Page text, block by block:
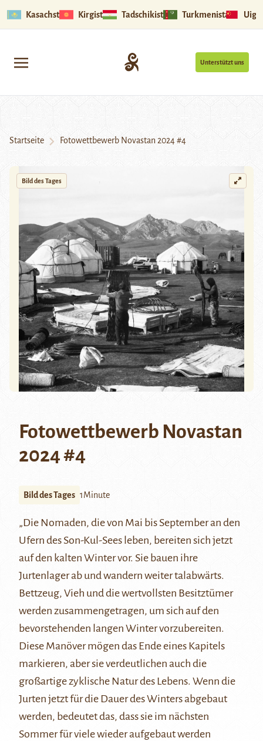
Kasachstan Kirgistan Tadschikistan Turkmenistan
Unterstützt uns
Startseite Fotowettbewerb Novastan 2024 #4
Bild des Tages
Fotowettbewerb Novastan
2024 #4
Bild des Tages 1Minute
„Die Nomaden, die von Mai bis September an den
Ufern des Son-Kul-Sees leben, bereiten sich jetzt
auf den kalten Winter vor. Sie bauen ihre
Jurtenlager ab und wandern weiter talabwärts.
Bettzeug, Vieh und die wertvollsten Besitztümer
werden zusammengetragen, um sich auf den
bevorstehenden langen Winter vorzubereiten.
Diese Manöver mögen das Ende eines Kapitels
markieren, aber sie verdeutlichen auch die
großartige zyklische Natur des Lebens. Wenn die
Jurten jetzt für die Dauer des Winters abgebaut
werden, bedeutet das, dass sie im nächsten
Sommer für viele wieder aufgebaut werden